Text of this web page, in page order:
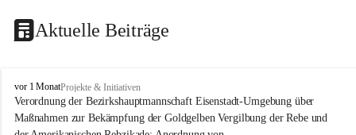
Aktuelle Beiträge
O
s
l
i
vor 1 MonatProjekte & Initiativen
Verordnung der Bezirkshauptmannschaft Eisenstadt-Umgebung über
Maßnahmen zur Bekämpfung der Goldgelben Vergilbung der Rebe und